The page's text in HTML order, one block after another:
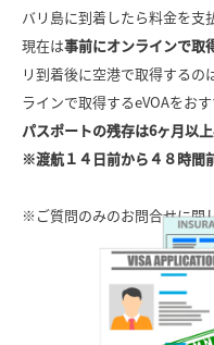
バリ島に到着したら料金を支
現在は事前にオンラインで取
リ到着後に空港で取得するの
ラインで取得するeVOAをおす
パスポートの残存は6ヶ月以上
※渡航１４日前から４８時間
※ご質問のみのお問合せに関